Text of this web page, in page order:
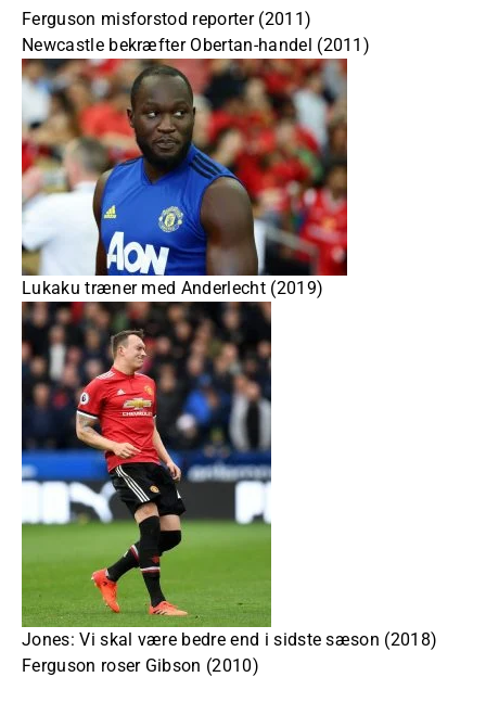
Ferguson misforstod reporter (2011)
Newcastle bekræfter Obertan-handel (2011)
Lukaku træner med Anderlecht (2019)
Jones: Vi skal være bedre end i sidste sæson (2018)
Ferguson roser Gibson (2010)